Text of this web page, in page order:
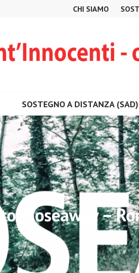
CHI SIAMO
SOSTEGNO A DISTANZA (SAD)
Closeaway –